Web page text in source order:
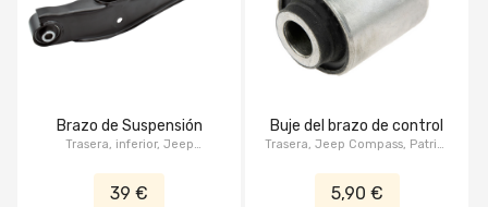
Brazo de Suspensión
Trasera, inferior, Jeep
2011
39 €
Buje del brazo de control
Trasera, Jeep Compass, Patriot
5,90 €